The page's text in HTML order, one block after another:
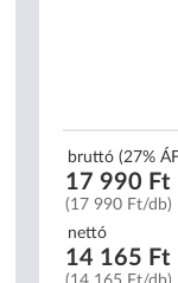
bruttó (27%
17 990 Ft
(17 990 Ft/db)
nettó
14 165 Ft